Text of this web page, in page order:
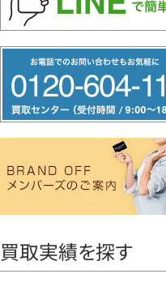
リ
ー
ヤ
買取実績を探す